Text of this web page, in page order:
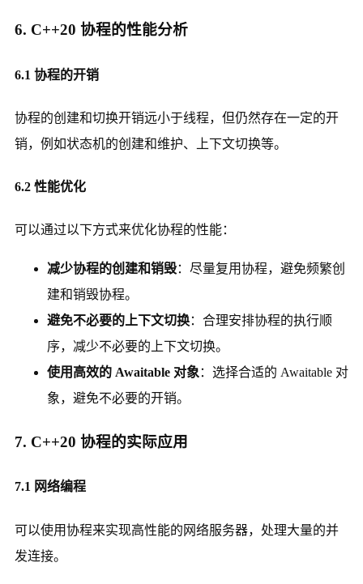
6. C++20 协程的性能分析
6.1 协程的开销
协程的创建和切换开销远小于线程，但仍然存在一定的开
销，例如状态机的创建和维护、上下文切换等。
6.2 性能优化
可以通过以下方式来优化协程的性能：
减少协程的创建和销毁：尽量复用协程，避免频繁创
建和销毁协程。
避免不必要的上下文切换：合理安排协程的执行顺
序，减少不必要的上下文切换。
使用高效的 Awaitable 对象 ：选择合适的 Awaitable 对
象，避免不必要的开销。
7. C++20 协程的实际应用
7.1 网络编程
可以使用协程来实现高性能的网络服务器，处理大量的并
发连接。